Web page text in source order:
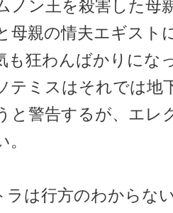
ノン王を殺害した母
母親の情夫エギスト
も狂わんばかりにな
テミスはそれでは地
と警告するが、エレ
ラは行方のわからな